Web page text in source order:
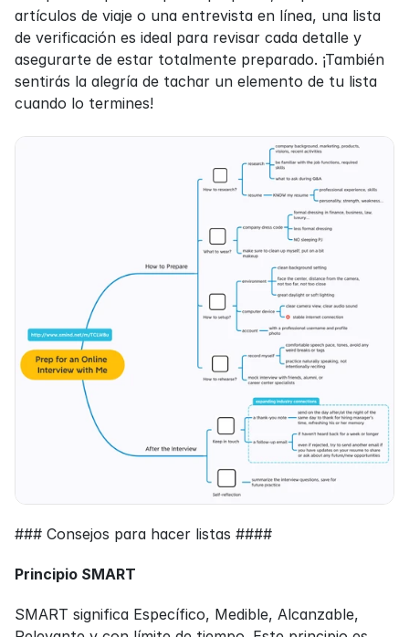
artículos de viaje o una entrevista en línea, una lista
de verificación es ideal para revisar cada detalle y
asegurarte de estar totalmente preparado. ¡También
sentirás la alegría de tachar un elemento de tu lista
cuando lo termines!
### Consejos para hacer listas ####
Principio SMART
SMART significa Específico, Medible, Alcanzable,